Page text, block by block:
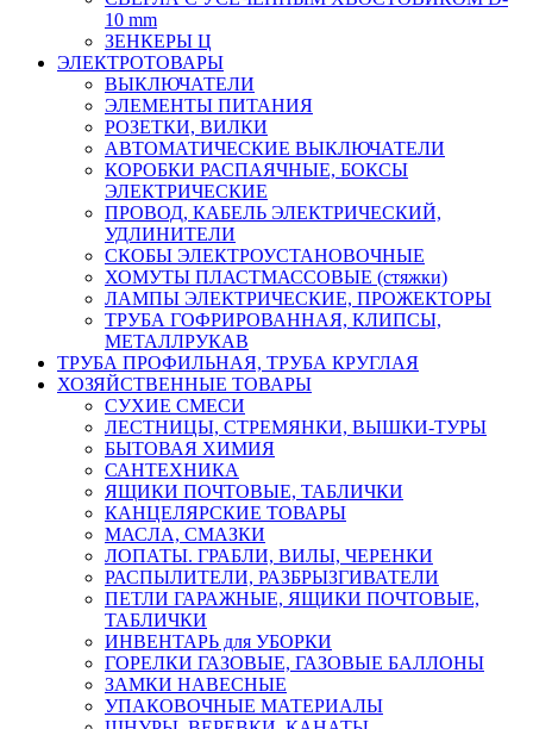
10 mm
ЗЕНКЕРЫ Ц
ЭЛЕКТРОТОВАРЫ
ВЫКЛЮЧАТЕЛИ
ЭЛЕМЕНТЫ ПИТАНИЯ
РОЗЕТКИ, ВИЛКИ
АВТОМАТИЧЕСКИЕ ВЫКЛЮЧАТЕЛИ
КОРОБКИ РАСПАЯЧНЫЕ, БОКСЫ
ЭЛЕКТРИЧЕСКИЕ
ПРОВОД, КАБЕЛЬ ЭЛЕКТРИЧЕСКИЙ,
УДЛИНИТЕЛИ
СКОБЫ ЭЛЕКТРОУСТАНОВОЧНЫЕ
ХОМУТЫ ПЛАСТМАССОВЫЕ (стяжки)
ЛАМПЫ ЭЛЕКТРИЧЕСКИЕ, ПРОЖЕКТОРЫ
ТРУБА ГОФРИРОВАННАЯ, КЛИПСЫ,
МЕТАЛЛРУКАВ
ТРУБА ПРОФИЛЬНАЯ, ТРУБА КРУГЛАЯ
ХОЗЯЙСТВЕННЫЕ ТОВАРЫ
СУХИЕ СМЕСИ
ЛЕСТНИЦЫ, СТРЕМЯНКИ, ВЫШКИ-ТУРЫ
БЫТОВАЯ ХИМИЯ
САНТЕХНИКА
ЯЩИКИ ПОЧТОВЫЕ, ТАБЛИЧКИ
КАНЦЕЛЯРСКИЕ ТОВАРЫ
МАСЛА, СМАЗКИ
ЛОПАТЫ. ГРАБЛИ, ВИЛЫ, ЧЕРЕНКИ
РАСПЫЛИТЕЛИ, РАЗБРЫЗГИВАТЕЛИ
ПЕТЛИ ГАРАЖНЫЕ, ЯЩИКИ ПОЧТОВЫЕ,
ТАБЛИЧКИ
ИНВЕНТАРЬ для УБОРКИ
ГОРЕЛКИ ГАЗОВЫЕ, ГАЗОВЫЕ БАЛЛОНЫ
ЗАМКИ НАВЕСНЫЕ
УПАКОВОЧНЫЕ МАТЕРИАЛЫ